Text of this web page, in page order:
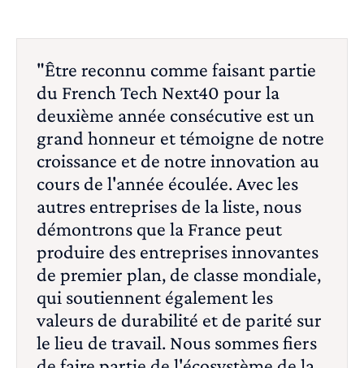
"Être reconnu comme faisant partie
du French Tech Next40 pour la
deuxième année consécutive est un
grand honneur et témoigne de notre
croissance et de notre innovation au
cours de l'année écoulée. Avec les
autres entreprises de la liste, nous
démontrons que la France peut
produire des entreprises innovantes
de premier plan, de classe mondiale,
qui soutiennent également les
valeurs de durabilité et de parité sur
le lieu de travail. Nous sommes fiers